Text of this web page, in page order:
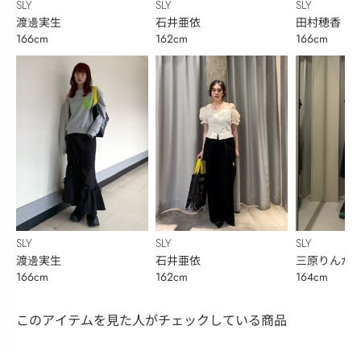
SLY
渡邊実生
166cm
SLY
渡邊実生
166cm
SLY
石井亜依
162cm
SLY
石井亜依
162cm
SLY
田村穂香
166cm
SLY
三原りんか
164cm
このアイテムを見た人がチェックしている商品